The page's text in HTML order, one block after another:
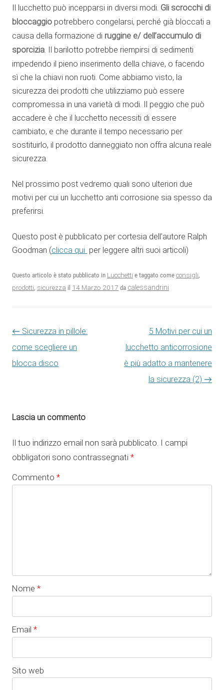
Il lucchetto può incepparsi in diversi modi. Gli scrocchi di
bloccaggio potrebbero congelarsi, perché già bloccati a
causa della formazione di ruggine e/ dell’accumulo di
sporcizia. Il barilotto potrebbe riempirsi di sedimenti
impedendo il pieno inserimento della chiave, o facendo
sì che la chiavi non ruoti. Come abbiamo visto, la
sicurezza dei prodotti che utilizziamo può essere
compromessa in una varietà di modi. Il peggio che può
accadere è che il lucchetto necessiti di essere
cambiato, e che durante il tempo necessario per
sostituirlo, il prodotto danneggiato non offra alcuna reale
sicurezza.
Nel prossimo post vedremo quali sono ulteriori due
motivi per cui un lucchetto anti corrosione sia spesso da
preferirsi.
Questo post è pubblicato per cortesia dell’autore Ralph
Goodman (clicca qui per leggere altri suoi articoli)
Questo articolo è stato pubblicato in Lucchetti e taggato come consigli,
prodotti, sicurezza il 14 Marzo 2017 da calessandrini
Navigazione articolo
← Sicurezza in pillole:
come scegliere un
blocca disco
5 Motivi per cui un
lucchetto anticorrosione
è più adatto a mantenere
la sicurezza (2) →
Lascia un commento
Il tuo indirizzo email non sarà pubblicato. I campi
obbligatori sono contrassegnati *
Commento *
Nome *
Email *
Sito web